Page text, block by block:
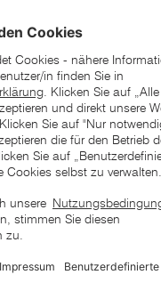
ZGONC. Alle Rechte
Impressum